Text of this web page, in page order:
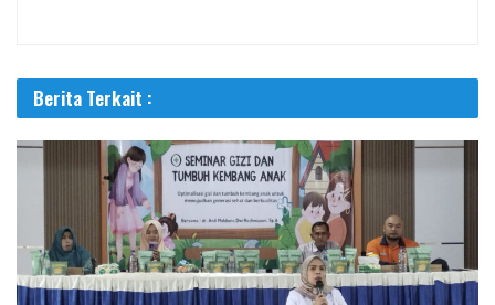
Berita Terkait :